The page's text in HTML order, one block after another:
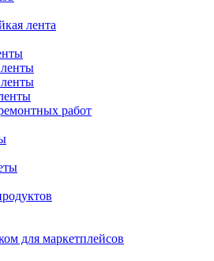
лента
работ
для маркетплейсов